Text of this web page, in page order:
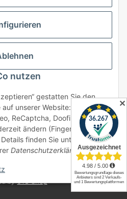
widerrufen
USt., zzgl.Versand
Alle Rechte vorbehalten.
u. Bezeichnungen sind
u. Marken der jeweiligen
nur zur Verdeutlichung der
Produkte mit den Produkten
Hersteller.
by JTL-Shop
nutzen
gestatten Sie den
unserer Website: Technisch
ReCaptcha, Doofinder. Sie
ändern (Fingerabdruck-
finden Sie unter
Datenschutzerklärung.
✕